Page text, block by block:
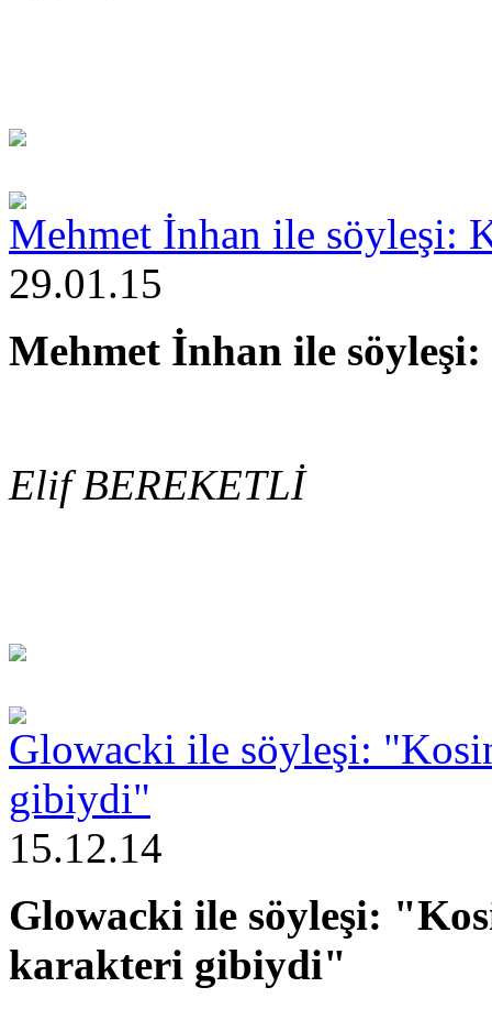
Mehmet İnhan ile söyleşi:
29.01.15
Mehmet İnhan ile
Elif BEREKETLİ
Glowacki ile söyleşi:
gibiydi"
15.12.14
Glowacki ile söyleşi:
karakteri gibiydi"